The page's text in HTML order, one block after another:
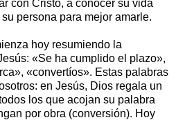
con Cristo, a conocer su vida
persona para mejor amarle.
hoy resumiendo la
«Se ha cumplido el plazo»,
«convertíos». Estas palabras
en Jesús, Dios regala un
los que acojan su palabra
por obra (conversión). Hoy